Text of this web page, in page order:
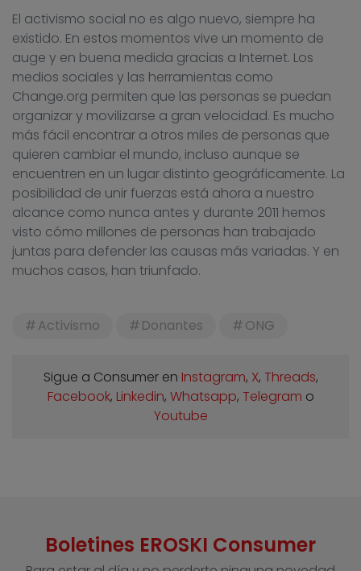
El activismo social no es algo nuevo, siempre ha
existido. En estos momentos vive un momento de
auge y en buena medida gracias a Internet. Los
medios sociales y las herramientas como
Change.org permiten que las personas se puedan
organizar y movilizarse a gran velocidad. Es mucho
más fácil encontrar a otros miles de personas que
quieren cambiar el mundo, incluso aunque se
encuentren en un lugar distinto geográficamente. La
posibilidad de unir fuerzas está ahora a nuestro
alcance como nunca antes y durante 2011 hemos
visto cómo millones de personas han trabajado
juntas para defender las causas más variadas. Y en
muchos casos, han triunfado.
Activismo Donantes ONG
Sigue a Consumer en Instagram, X, Threads,
Facebook, Linkedin, Whatsapp, Telegram o
Youtube
Boletines EROSKI Consumer